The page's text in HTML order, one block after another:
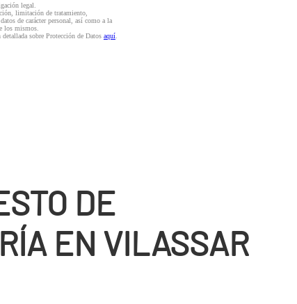
legal.
limitación de tratamiento,
de carácter personal, así como a la
los mismos.
sobre Protección de Datos aquí.
DE
EN VILASSAR